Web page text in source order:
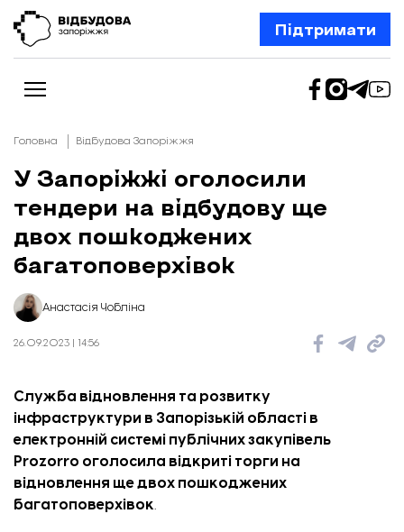
Підтримати
Новини
Відбудова Запоріжжя
Ексклюзив
Бізнес
Шлях додому
Колонки
Про нас
Редакційна політика
Головна Відбудова Запоріжжя
У Запоріжжі оголосили
тендери на відбудову ще
двох пошкоджених
багатоповерхівок
Анастасія Чобліна
26.09.2023 | 14:56
Служба відновлення та розвитку
інфраструктури в Запорізькій області в
електронній системі публічних закупівель
Prozorro оголосила відкриті торги на
відновлення ще двох пошкоджених
багатоповерхівок.